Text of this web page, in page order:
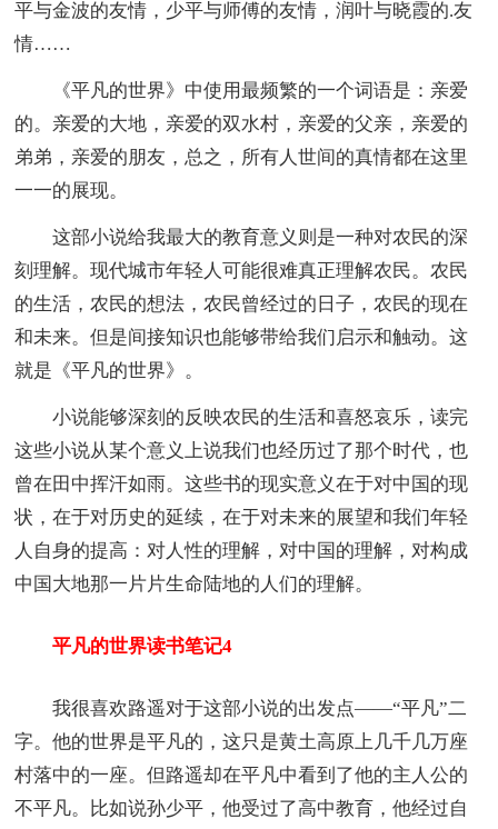
平与金波的友情，少平与师傅的友情，润叶与晓霞的.友
情……
《平凡的世界》中使用最频繁的一个词语是：亲爱
的。亲爱的大地，亲爱的双水村，亲爱的父亲，亲爱的
弟弟，亲爱的朋友，总之，所有人世间的真情都在这里
一一的展现。
这部小说给我最大的教育意义则是一种对农民的深
刻理解。现代城市年轻人可能很难真正理解农民。农民
的生活，农民的想法，农民曾经过的日子，农民的现在
和未来。但是间接知识也能够带给我们启示和触动。这
就是《平凡的世界》。
小说能够深刻的反映农民的生活和喜怒哀乐，读完
这些小说从某个意义上说我们也经历过了那个时代，也
曾在田中挥汗如雨。这些书的现实意义在于对中国的现
状，在于对历史的延续，在于对未来的展望和我们年轻
人自身的提高：对人性的理解，对中国的理解，对构成
中国大地那一片片生命陆地的人们的理解。
平凡的世界读书笔记4
我很喜欢路遥对于这部小说的出发点——“平凡”二
字。他的世界是平凡的，这只是黄土高原上几千几万座
村落中的一座。但路遥却在平凡中看到了他的主人公的
不平凡。比如说孙少平，他受过了高中教育，他经过自